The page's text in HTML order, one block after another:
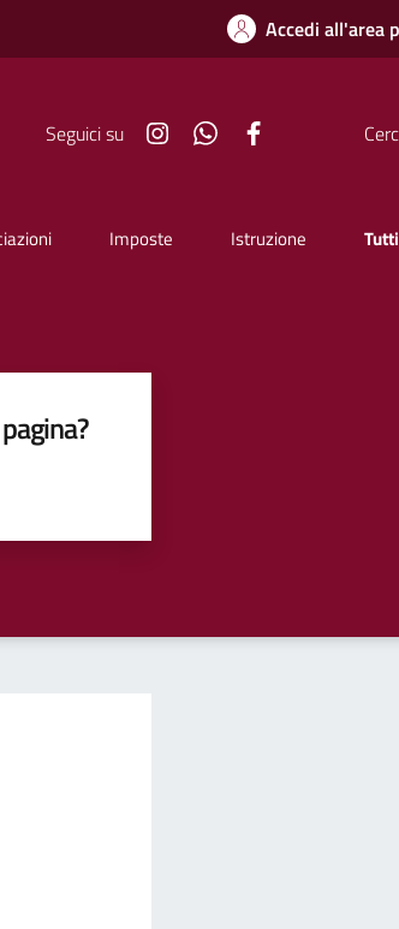
Accedi all'area
Seguici su InstagramWhatsapp
Imposte Istruzione